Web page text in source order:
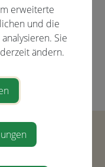
erweiterte
und die
Sie
ändern.